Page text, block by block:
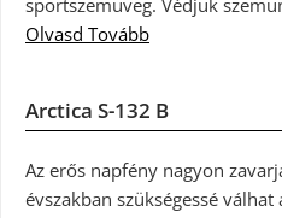
Olvasd Tovább
Arctica S-132 B
Az erős napfény nagyon
évszakban szükségessé